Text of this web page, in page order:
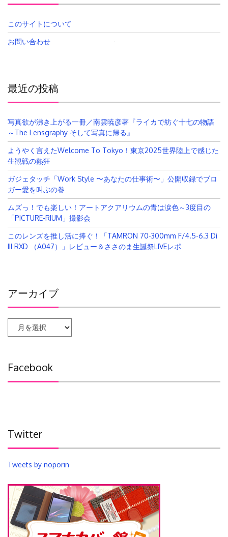
このサイトについて
お問い合わせ
最近の投稿
写真欲が沸き上がる一冊／南雲暁彦著『ライカで紡ぐ十七の物語
～The Lensgraphy そして写真に帰る』
ようやく言えたWelcome To Tokyo！東京2025世界陸上で感じた
生観戦の熱狂
ガジェタッチ「Work Style 〜あなたの仕事術〜」公開収録でブロ
ガー愛を叫ぶの巻
ムズっ！でも楽しい！アートアクアリウムの青は涙色～3度目の
「PICTURE-RIUM」撮影会
このレンズを推し活に捧ぐ！「TAMRON 70-300mm F/4.5-6.3 Di
III RXD （A047）」レビュー＆ささのま生誕祭LIVEレポ
アーカイブ
ブ
Facebook
Twitter
Tweets by noporin